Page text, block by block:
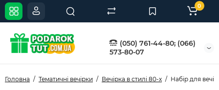
(050) 761-44-80; (066)
573-80-07
0
Головна Тематичні вечірки Вечірка в стилі 80-х Набір для